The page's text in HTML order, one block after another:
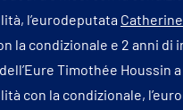
l’eurodeputata Catherine
la condizionale e 2 anni di
Timothée Houssin a
con la condizionale,